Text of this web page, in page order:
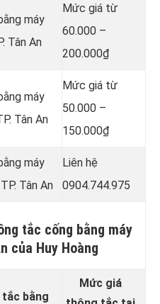
máy
Tân An
Mức giá từ
60.000 –
200.000₫
máy
Tân An
Mức giá từ
50.000 –
150.000₫
máy
Tân An
Liên hệ
0904.744.975
tắc cống bằng máy
của Huy Hoàng
bằng
Mức giá